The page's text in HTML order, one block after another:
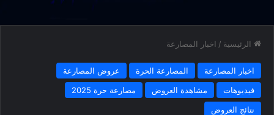
الرئيسية / اخبار المصارعة
اخبار المصارعة المصارعة الحرة
عروض المصارعة
فيديوهات
مشاهدة العروض
مصارعة حرة 2025
نتائج العروض